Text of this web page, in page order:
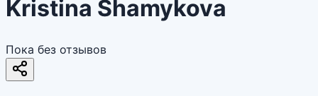
Kristina Shamykova
Пока без отзывов